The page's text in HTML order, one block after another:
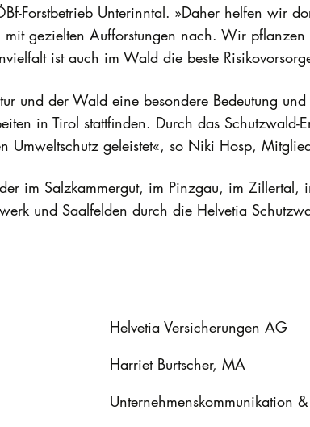
Forstbetrieb Unterinntal. »Daher helfen wir
gezielten Aufforstungen nach. Wir
ist auch im Wald die beste
und der Wald eine besondere Bedeutung
in Tirol stattfinden. Durch das
Umweltschutz geleistet«, so Niki Hosp,
im Salzkammergut, im Pinzgau, im
und Saalfelden durch die Helvetia
Helvetia Versicherungen AG
Harriet Burtscher, MA
Unternehmenskommunikation